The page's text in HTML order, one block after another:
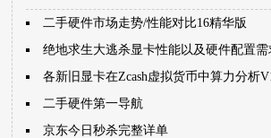
二手硬件市场走势/性能对比16精华版
绝地求生大逃杀显卡性能以及硬件配置
各新旧显卡在Zcash虚拟货币中算力分析
二手硬件第一导航
京东今日秒杀完整详单